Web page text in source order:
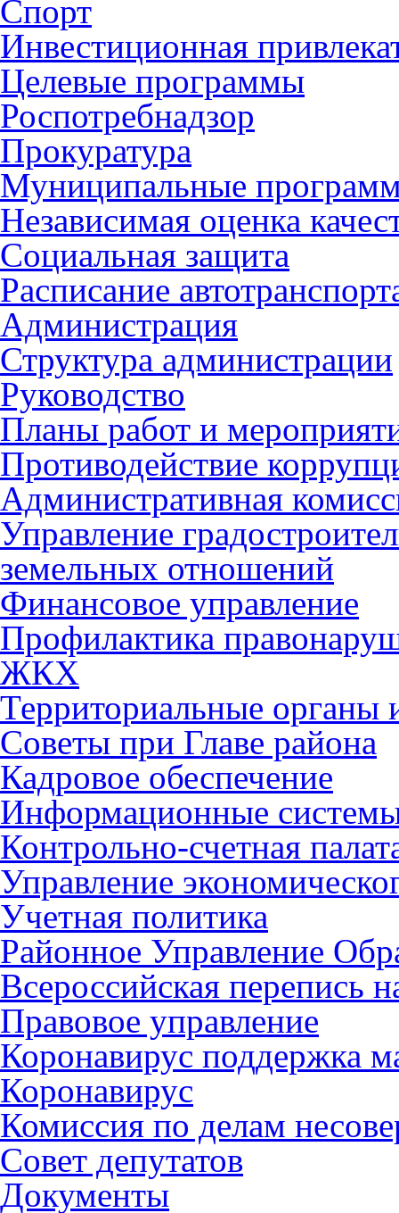
Спорт
Инвестиционная
Целевые программы
Роспотребнадзор
Прокуратура
Муниципальные
Независимая оценка
Социальная защита
Расписание
Администрация
Структура администрации
Руководство
Планы работ и
Противодействие
Административная
Управление
земельных отношений
Финансовое управление
Профилактика
ЖКХ
Территориальные органы
Советы при Главе района
Кадровое обеспечение
Информационные
Контрольно-счетная
Управление
Учетная политика
Районное Управление
Всероссийская перепись
Правовое управление
Коронавирус поддержка
Коронавирус
Комиссия по делам
Совет депутатов
Документы